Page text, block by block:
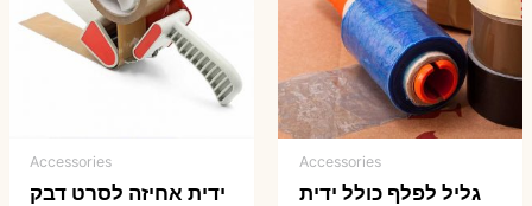
Accessories
גליל לפלף כולל ידית
Accessories
ידית אחיזה לסרט דבק